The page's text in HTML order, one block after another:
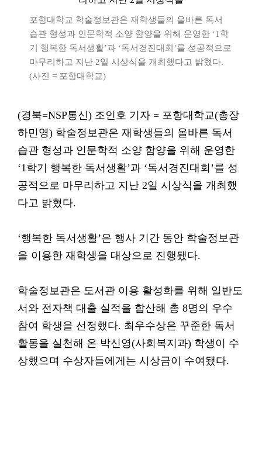
포항대학교 학술정보관은 재학생들의 올바른 독서
습관 형성과 인문학적 소양 함양을 위해 운영한 ‘1학
기 행복한 독서생활’과 ‘독서경진대회’를 성공적으로
마무리하고 지난 2일 시상식을 개최했다고 밝혔다.
(사진 = 포항대학교)
(경북=NSP통신) 조인호 기자 = 포항대학교(총장
하민영) 학술정보관은 재학생들의 올바른 독서
습관 형성과 인문학적 소양 함양을 위해 운영한
‘1학기 행복한 독서생활’과 ‘독서경진대회’를 성
공적으로 마무리하고 지난 2일 시상식을 개최했
다고 밝혔다.
‘행복한 독서생활’은 행사 기간 동안 학술정보관
을 이용한 재학생을 대상으로 진행됐다.
학술정보관은 도서관 이용 활성화를 위해 일반도
서와 전자책 대출 실적을 합산해 총 8명의 우수
참여 학생을 선정했다. 최우수상은 꾸준한 독서
활동을 실천해 온 박신영(사회복지과) 학생이 수
상했으며 수상자들에게는 시상금이 수여됐다.